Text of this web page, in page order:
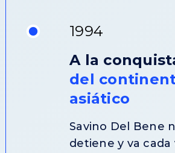
1994
A la
del
asiático
Savino Del Bene
detiene y va cada